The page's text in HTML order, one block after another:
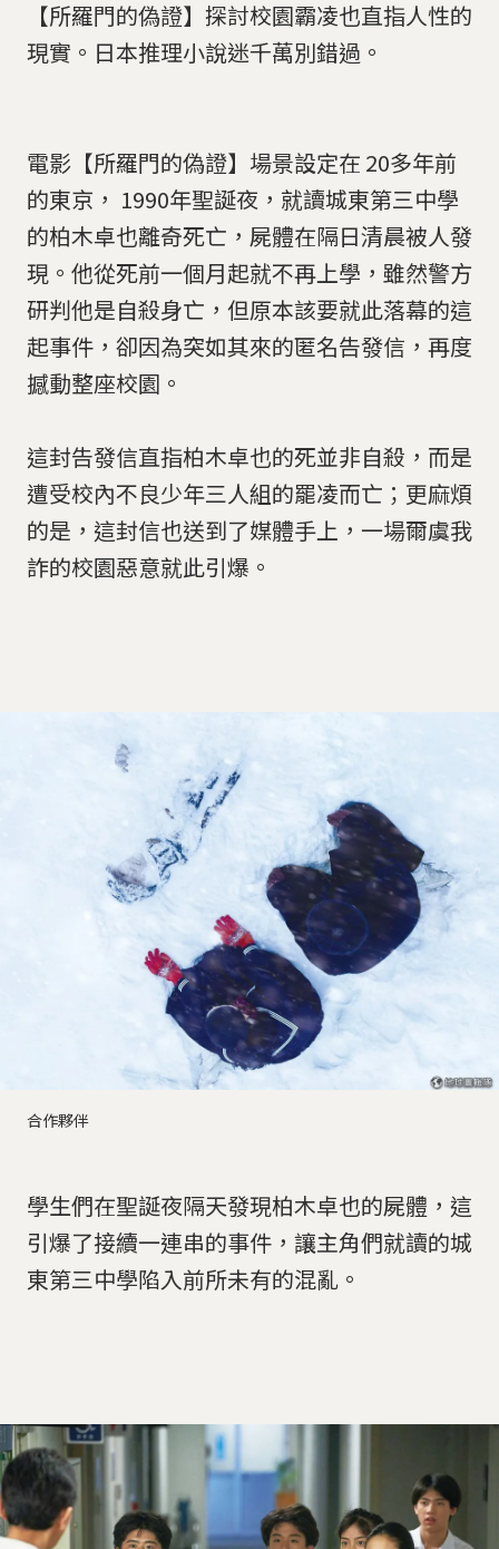
【所羅門的偽證】探討校園霸凌也直指人性的
現實。日本推理小說迷千萬別錯過。
電影【所羅門的偽證】場景設定在 20多年前
的東京， 1990年聖誕夜，就讀城東第三中學
的柏木卓也離奇死亡，屍體在隔日清晨被人發
現。他從死前一個月起就不再上學，雖然警方
研判他是自殺身亡，但原本該要就此落幕的這
起事件，卻因為突如其來的匿名告發信，再度
撼動整座校園。
這封告發信直指柏木卓也的死並非自殺，而是
遭受校內不良少年三人組的罷凌而亡；更麻煩
的是，這封信也送到了媒體手上，一場爾虞我
詐的校園惡意就此引爆。
合作夥伴
學生們在聖誕夜隔天發現柏木卓也的屍體，這
引爆了接續一連串的事件，讓主角們就讀的城
東第三中學陷入前所未有的混亂。